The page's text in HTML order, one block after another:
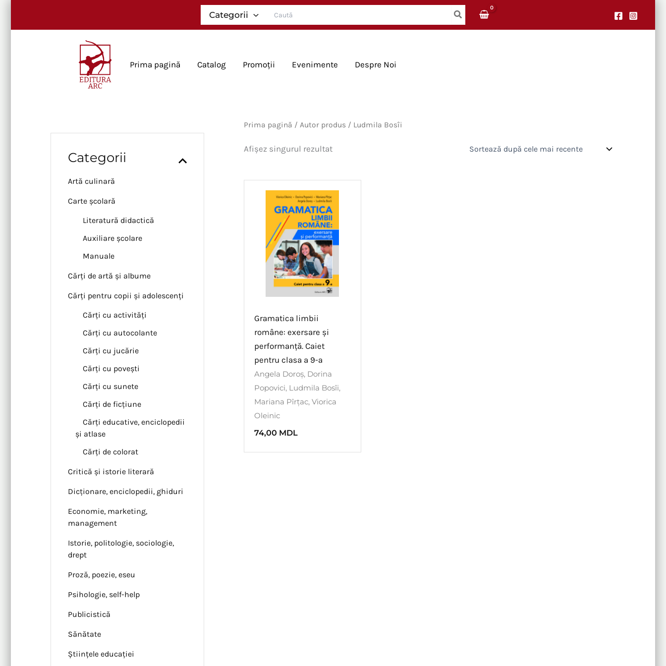
Categorii
for:
Prima pagină Catalog Promoții Evenimente Despre Noi
Categorii
Artă culinară
Carte școlară
Literatură didactică
Auxiliare școlare
Manuale
Cărți de artă și albume
Cărți pentru copii și adolescenți
Cărți cu activități
Cărți cu autocolante
Cărți cu jucărie
Cărți cu povești
Cărți cu sunete
Cărți de ficțiune
Cărți educative, enciclopedii
și atlase
Cărți de colorat
Critică și istorie literară
Dicționare, enciclopedii, ghiduri
Economie, marketing,
management
Istorie, politologie, sociologie,
drept
Proză, poezie, eseu
Psihologie, self-help
Publicistică
Sănătate
Științele educației
Prima pagină / Autor produs / Ludmila Bosîi
Afișez singurul rezultat
Gramatica limbii
române: exersare și
performanță. Caiet
pentru clasa a 9-a
Angela Doroș, Dorina
Popovici, Ludmila Bosîi,
Mariana Pîrțac, Viorica
Oleinic
74,00 MDL